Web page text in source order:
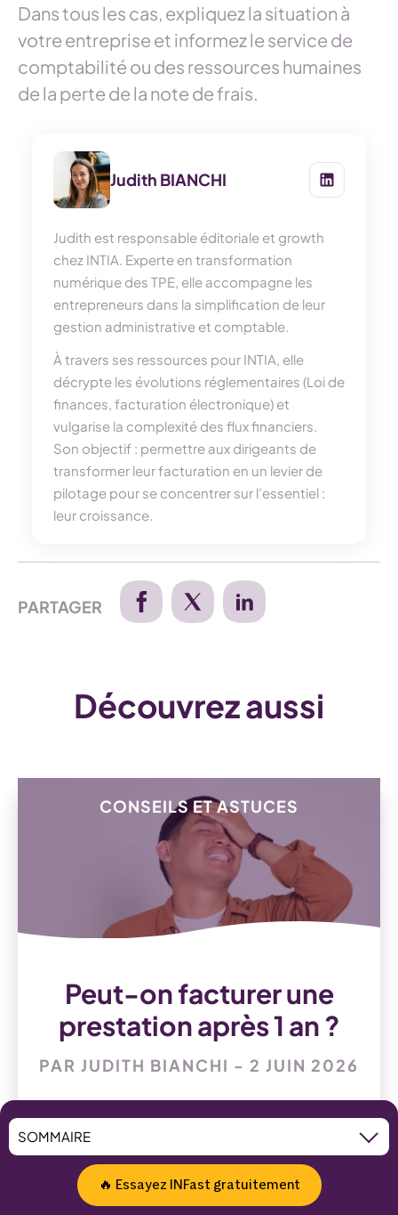
Dans tous les cas, expliquez la situation à
votre entreprise et informez le service de
comptabilité ou des ressources humaines
de la perte de la note de frais.
Judith BIANCHI
Judith est responsable éditoriale et growth
chez INTIA. Experte en transformation
numérique des TPE, elle accompagne les
entrepreneurs dans la simplification de leur
gestion administrative et comptable.
À travers ses ressources pour INTIA, elle
décrypte les évolutions réglementaires (Loi de
finances, facturation électronique) et
vulgarise la complexité des flux financiers.
Son objectif : permettre aux dirigeants de
transformer leur facturation en un levier de
pilotage pour se concentrer sur l'essentiel :
leur croissance.
PARTAGER
🔥 Essayez INFast gratuitement
Découvrez aussi
CONSEILS ET ASTUCES
Peut-on facturer une
prestation après 1 an ?
PAR JUDITH BIANCHI - 2 JUIN 2026
CONSEILS ET ASTUCES